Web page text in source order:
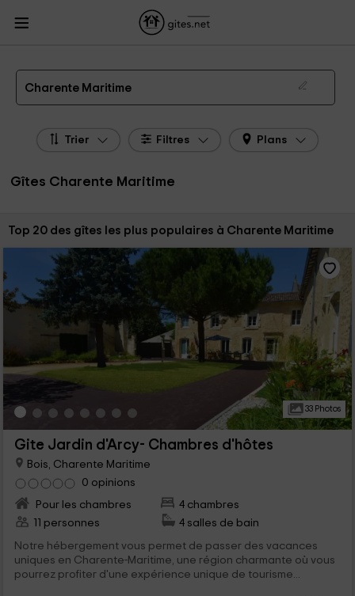
Gites Poitou - Charentes
Gîtes Charente Maritime de 2026
Charente Maritime
Trier Filtres Plans
Gîtes Charente Maritime
Trier par:
Top 20 des gîtes les plus populaires à Charente Maritime
33 Photos
Gite Jardin d'Arcy- Chambres d'hôtes
Bois, Charente Maritime
0 opinions
Pour les chambres
4 chambres
11 personnes
4 salles de bain
Notre hébergement vous permet de passer des vacances
uniques en Charente-Maritime, une région charmante où vous
pourrez profiter d'une expérience unique de tourisme...